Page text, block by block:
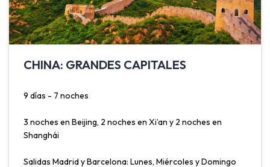
CHINA: GRANDES CAPITALES
9 días - 7 noches
3 noches en Beijing, 2 noches en Xi’an y 2 noches en
Shanghái
Salidas Madrid y Barcelona: Lunes, Miércoles y Domingo